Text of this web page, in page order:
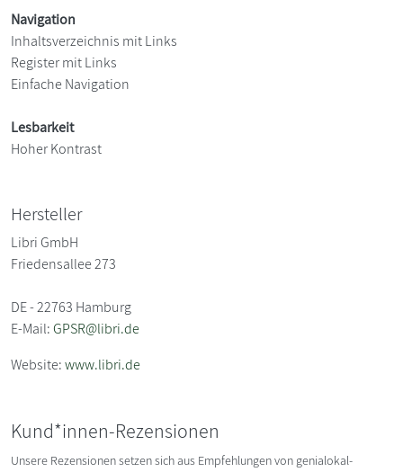
Navigation
Inhaltsverzeichnis mit Links
Register mit Links
Einfache Navigation
Lesbarkeit
Hoher Kontrast
Hersteller
Libri GmbH
Friedensallee 273
DE - 22763 Hamburg
E-Mail:GPSR@libri.de
Website:www.libri.de
Kund*innen-Rezensionen
Unsere Rezensionen setzen sich aus Empfehlungen von genialokal-